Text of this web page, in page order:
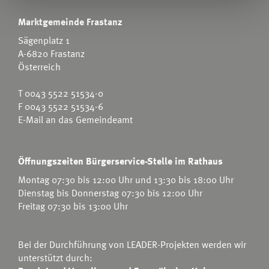
Marktgemeinde Frastanz
Sägenplatz 1
A-6820 Frastanz
Österreich
T0043 5522 51534-0
F 0043 5522 51534-6
E-Mail an das Gemeindeamt
Öffnungszeiten Bürgerservice-Stelle im Rathaus
Montag 07:30 bis 12:00 Uhr und 13:30 bis 18:00 Uhr
Dienstag bis Donnerstag 07:30 bis 12:00 Uhr
Freitag 07:30 bis 13:00 Uhr
Bei der Durchführung von LEADER-Projekten werden wir
unterstützt durch: